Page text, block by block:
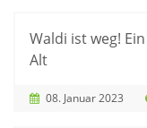
Waldi ist weg!
Alt
08. Januar 2023